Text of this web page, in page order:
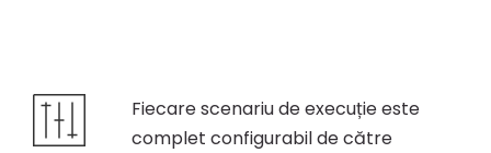
Fiecare scenariu de execuție este
complet configurabil de către